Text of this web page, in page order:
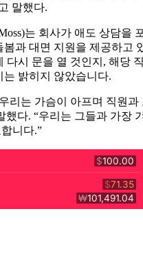
말했다.
는 회사가 애도 상담을
과 대면 지원을 제공하고
다시 문을 열 것인지, 해당
밝히지 않았습니다.
리는 가슴이 아프며 직원과
했다. “우리는 그들과 가장
니다.”